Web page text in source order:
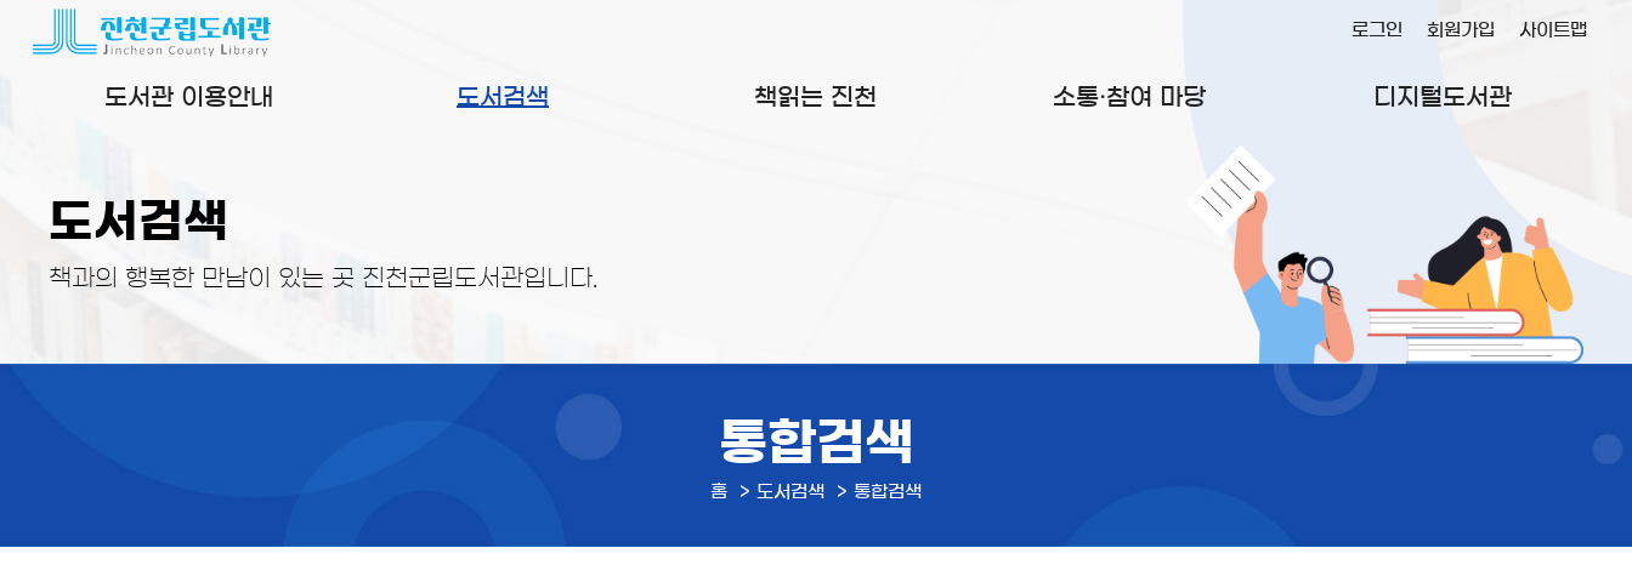
도서관 이용안내 도서검색 책읽는 진천 소통·참여 마당 디지털도서관
로그인 회원가입 사이트맵
도서검색
책과의 행복한 만남이 있는 곳 진천군립도서관입니다.
통합검색
홈 도서검색 통합검색